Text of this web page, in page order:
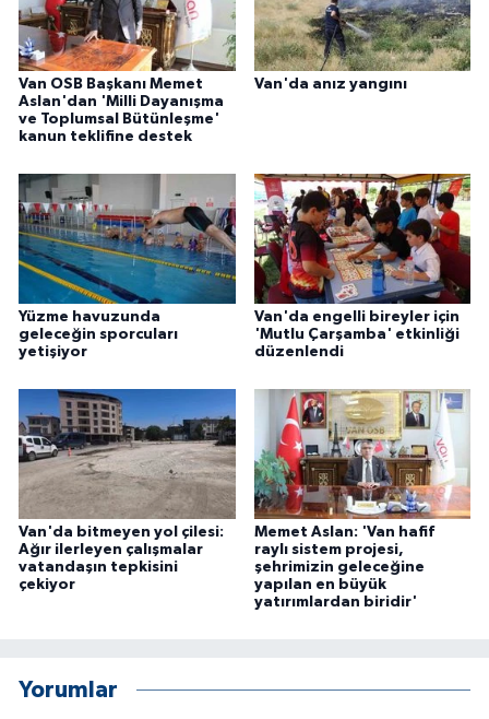
Van OSB Başkanı Memet
Aslan'dan 'Milli Dayanışma
ve Toplumsal Bütünleşme'
kanun teklifine destek
Van'da anız yangını
Yüzme havuzunda
geleceğin sporcuları
yetişiyor
Van'da engelli bireyler için
'Mutlu Çarşamba' etkinliği
düzenlendi
Van'da bitmeyen yol çilesi:
Ağır ilerleyen çalışmalar
vatandaşın tepkisini
çekiyor
Memet Aslan: 'Van hafif
raylı sistem projesi,
şehrimizin geleceğine
yapılan en büyük
yatırımlardan biridir'
Yorumlar